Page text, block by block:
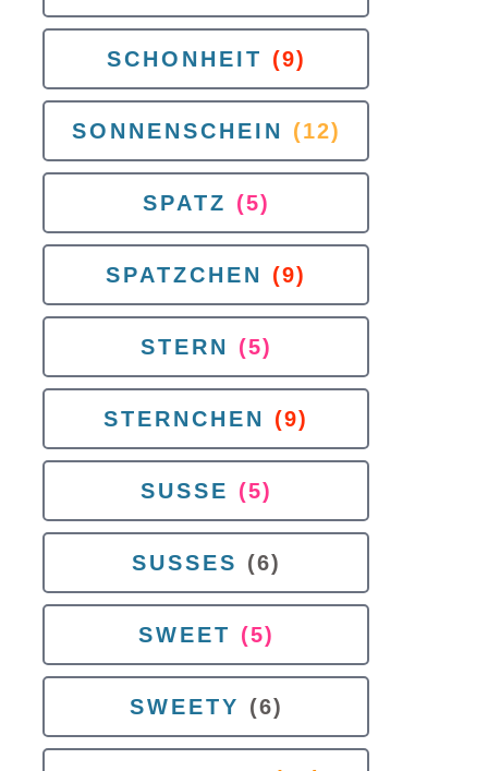
SCHONHEIT (9)
SONNENSCHEIN (12)
SPATZ (5)
SPATZCHEN (9)
STERN (5)
STERNCHEN (9)
SUSSE (5)
SUSSES (6)
SWEET (5)
SWEETY (6)